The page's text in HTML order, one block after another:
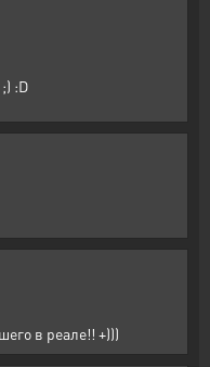
:D
в реале!! +)))